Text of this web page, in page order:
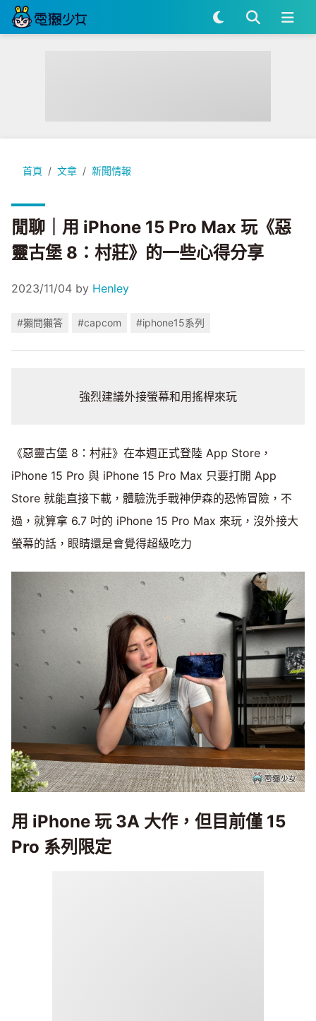
首頁 文章 新聞情報
閒聊｜用 iPhone 15 Pro Max 玩《惡靈古堡 8：村莊》的一些
閒聊｜用 iPhone 15 Pro Max 玩《惡
靈古堡 8：村莊》的一些心得分享
2023/11/04 by Henley
#獺問獺答 #capcom #iphone15系列
強烈建議外接螢幕和用搖桿來玩
《惡靈古堡 8：村莊》在本週正式登陸 App Store，
iPhone 15 Pro 與 iPhone 15 Pro Max 只要打開 App
Store 就能直接下載，體驗洗手戰神伊森的恐怖冒險，不
過，就算拿 6.7 吋的 iPhone 15 Pro Max 來玩，沒外接大
螢幕的話，眼睛還是會覺得超級吃力
用 iPhone 玩 3A 大作，但目前僅 15
Pro 系列限定